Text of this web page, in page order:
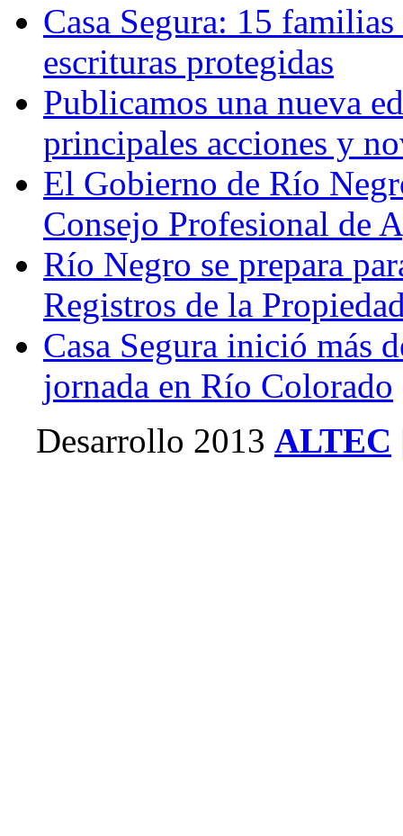
Casa Segura: 15
escrituras protegidas
Publicamos una nueva
principales acciones y
El Gobierno de Río
Consejo Profesional de
Río Negro se prepara
Registros de la
Casa Segura inició más
jornada en Río Colorado
Desarrollo 2013 ALTEC